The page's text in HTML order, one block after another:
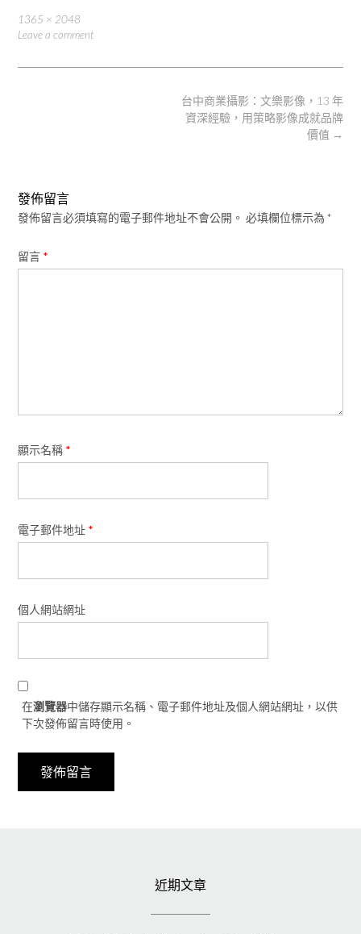
Full
size
1365 × 2048
Leave a comment
台中商業攝影：文樂影像，13 年
資深經驗，用策略影像成就品牌
價值 →
發佈留言
發佈留言必須填寫的電子郵件地址不會公開。 必填欄位標示為 *
留言 *
顯示名稱 *
電子郵件地址 *
個人網站網址
在瀏覽器中儲存顯示名稱、電子郵件地址及個人網站網址，以供
下次發佈留言時使用。
近期文章